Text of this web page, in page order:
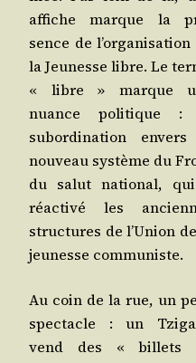
affiche marque la
sence de l’or­ga­ni­sa­tion
la Jeu­nesse libre. Le
« libre » marque
nuance poli­tique :
subor­di­na­tion
nou­veau sys­tème du
du salut natio­nal,
réac­ti­vé les
struc­tures de l’U­nion
jeu­nesse communiste.
Au coin de la rue, un
spec­tacle : un
vend des « billets